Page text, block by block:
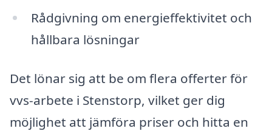
Rådgivning om energieffektivitet och
hållbara lösningar
Det lönar sig att be om flera offerter för
vvs-arbete i Stenstorp, vilket ger dig
möjlighet att jämföra priser och hitta en